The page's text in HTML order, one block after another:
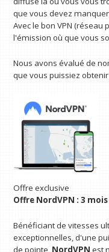
que vous devez
Avec le bon VPN
l'émission où que vous
Nous avons évalué de
que vous puissiez
Offre exclusive
Offre NordVPN : 3
Bénéficiant de vitesses
exceptionnelles, d'une
de pointe, NordVPN est